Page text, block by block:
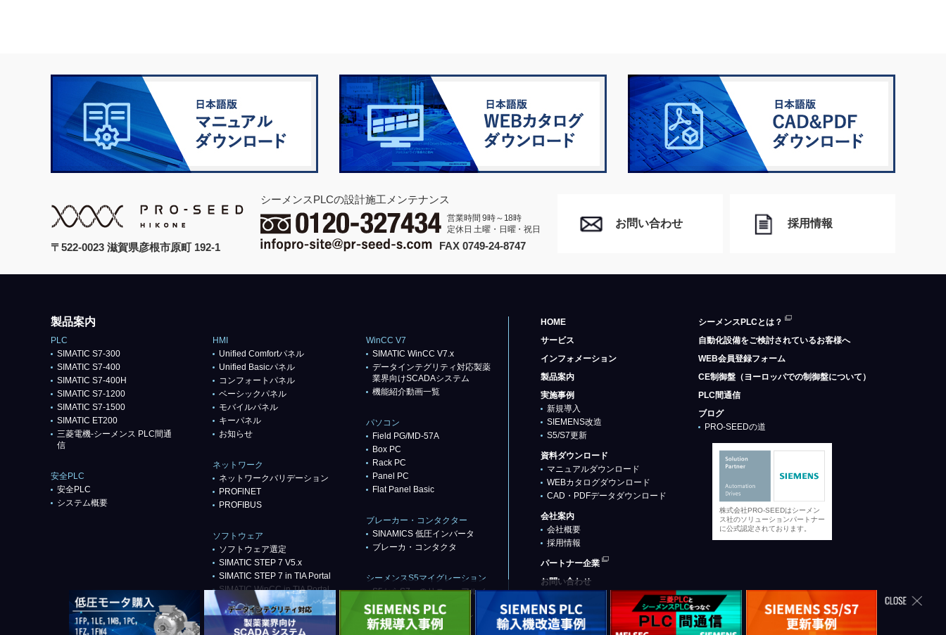
〒522-0023 滋賀県彦根市原町 192-1
シーメンスPLCの設計施工メンテナンス
営業時間 9時～18時
定休日 土曜・日曜・祝日
FAX 0749-24-8747
お問い合わせ 採用情報
製品案内
PLC
SIMATIC S7-300
SIMATIC S7-400
SIMATIC S7-400H
SIMATIC S7-1200
SIMATIC S7-1500
SIMATIC ET200
三菱電機-シーメンス PLC間通
信
安全PLC
安全PLC
システム概要
HMI
Unified Comfortパネル
Unified Basicパネル
コンフォートパネル
ベーシックパネル
モバイルパネル
キーパネル
お知らせ
ネットワーク
ネットワークバリデーション
PROFlNET
PROFIBUS
ソフトウェア
ソフトウェア選定
SIMATIC STEP 7 V5.x
SIMATIC STEP 7 in TIA Portal
SIMATIC WinCC in TIA Portal
WinCC V7
SIMATIC WinCC V7.x
データインテグリティ対応製薬
業界向けSCADAシステム
機能紹介動画一覧
パソコン
Field PG/MD-57A
Box PC
Rack PC
Panel PC
Flat Panel Basic
ブレーカー・コンタクター
SINAMICS 低圧インバータ
ブレーカ・コンタクタ
シーメンスS5マイグレーション
S5からS7へのリニューアル／
リプレース
代替推奨品（基本パターン）
HOME
サービス
インフォメーション
製品案内
実施事例
新規導入
SIEMENS改造
S5/S7更新
資料ダウンロード
マニュアルダウンロード
WEBカタログダウンロード
CAD・PDFデータダウンロード
会社案内
会社概要
採用情報
パートナー企業
お問い合わせ
シーメンスPLCとは？
自動化設備をご検討されているお客様へ
WEB会員登録フォーム
CE制御盤（ヨーロッパでの制御盤について）
PLC間通信
ブログ
PRO-SEEDの道
株式会社PRO-SEEDはシーメン
ス社のソリューションパートナー
に公式認定されております。